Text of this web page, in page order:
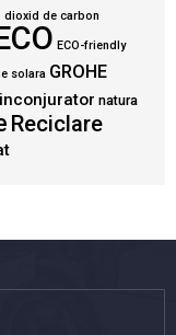
dioxid de carbon
ECO-friendly
solara GROHE
natura
Reciclare